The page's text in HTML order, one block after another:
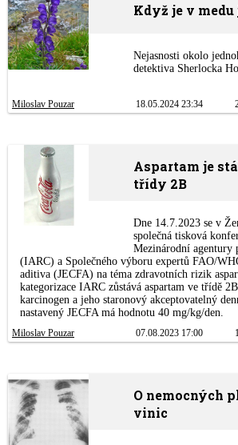
Když je v medu
Nejasnosti okolo
detektiva Sherlocka
Miloslav Pouzar 18.05.2024 23:34
Aspartam je
třídy 2B
Dne 14.7.2023 se v
společná tisková
Mezinárodní
(IARC) a Společného výboru expertů FAO/
aditiva (JECFA) na téma zdravotních rizik
kategorizace IARC zůstává aspartam ve třídě
karcinogen a jeho staronový akceptovatelný
nastavený JECFA má hodnotu 40 mg/kg/den.
Miloslav Pouzar 07.08.2023 17:00
O nemocných
vinic